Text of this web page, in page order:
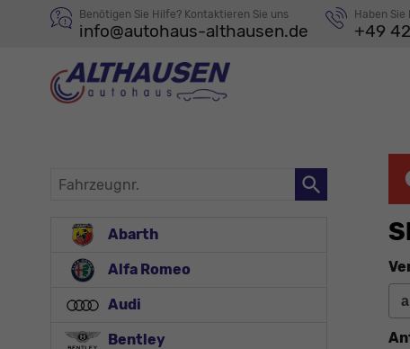
Benötigen Sie Hilfe? Kontaktieren Sie uns
info@autohaus-althausen.de
Haben Sie
+49
Fahrzeugnr.
Abarth
Alfa Romeo
Audi
Bentley